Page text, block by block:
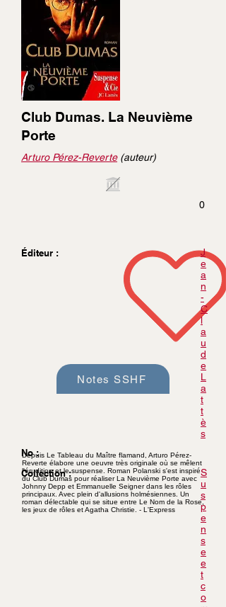
Club Dumas. La Neuvième
Porte
Arturo Pérez-Reverte(auteur)
0
Éditeur :
J
e
a
n
-
C
l
a
u
d
e
L
a
t
t
è
s
No :
Collection :
S
u
s
p
e
n
s
e
e
t
c
o
Notes SSHF
Depuis Le Tableau du Maître flamand, Arturo Pérez-
Reverte élabore une oeuvre très originale où se mêlent
l'érudition et le suspense. Roman Polanski s'est inspiré
du Club Dumas pour réaliser La Neuvième Porte avec
Johnny Depp et Emmanuelle Seigner dans les rôles
principaux. Avec plein d'allusions holmésiennes. Un
roman délectable qui se situe entre Le Nom de la Rose,
les jeux de rôles et Agatha Christie. - L'Express